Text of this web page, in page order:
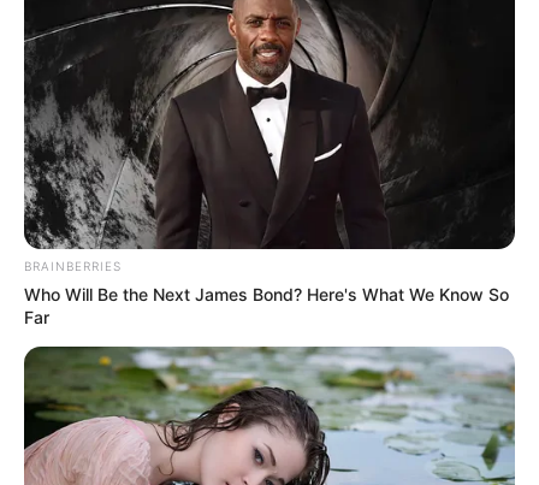
άρθρων
ΚΟΙΝΩΝΙΚΑ ΔΙΚΤΥΑ
FACEBOOK
YOUTUBE
EMAIL ΑΚΟΛΟΥΘΉΣΤΕ
BRAINBERRIES
Who Will Be the Next James Bond? Here's What We Know So
Far